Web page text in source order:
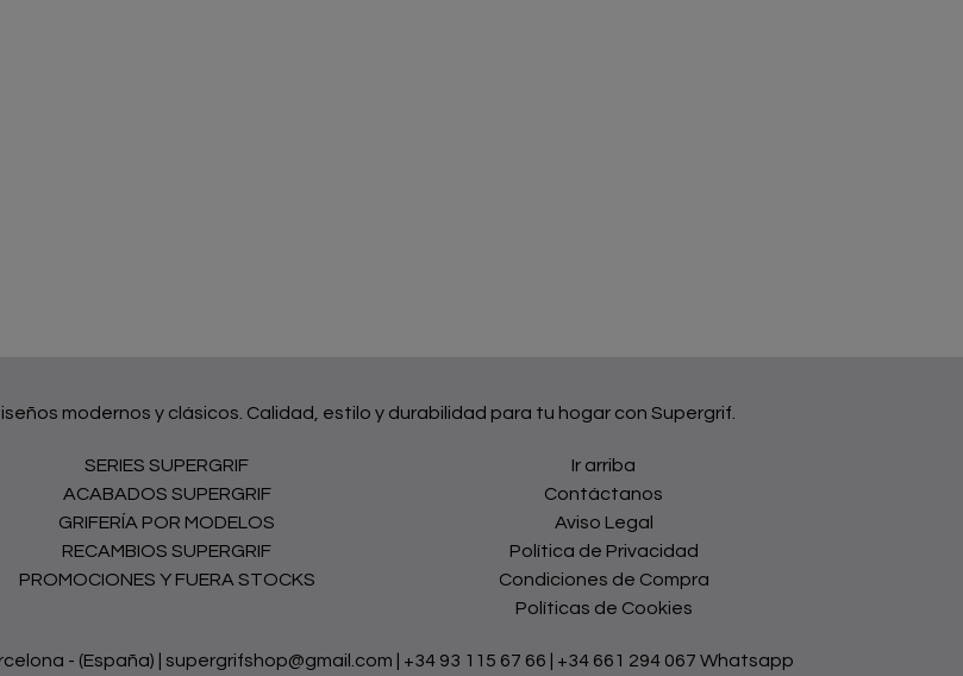
modernos y clásicos. Calidad, estilo y durabilidad para tu hogar con Supergrif.
SERIES SUPERGRIF
ACABADOS SUPERGRIF
GRIFERÍA POR MODELOS
RECAMBIOS SUPERGRIF
PROMOCIONES Y FUERA STOCKS
Ir arriba
Contáctanos
Aviso Legal
Política de Privacidad
Condiciones de Compra
Políticas de Cookies
- (España) | supergrifshop@gmail.com | +34 93 115 67 66
+34 661 294 067 Whatsapp